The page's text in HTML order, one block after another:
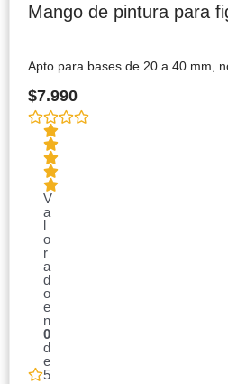
Mango de pintura para
Apto para bases de 20 a 40 mm,
$7.990
V
a
l
o
r
a
d
o
e
n
0
d
e
5